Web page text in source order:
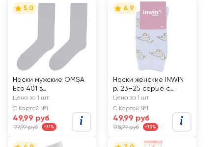
5.0
Носки мужские OMSA
Eco 401 в
ассортименте, grigio
scurо
Цена за 1 шт
С Картой №1
49,99 руб
177,99 руб -71%
4.9
Носки женские INWIN
р. 23–25 серые с
розовыми фламинго,
Арт. BPF21/W01-
flamingo/997ж
Цена за 1 шт
С Картой №1
49,99 руб
178,99 руб -72%